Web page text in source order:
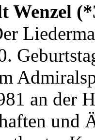
Wenzel
an der
und